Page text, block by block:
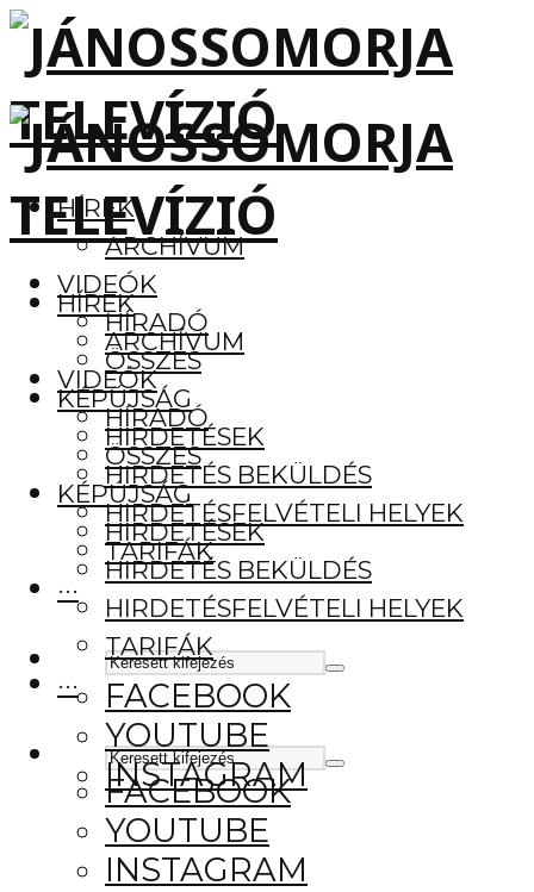
HÍREK
ARCHÍVUM
VIDEÓK
HÍRADÓ
ÖSSZES
KÉPÚJSÁG
HIRDETÉSEK
HIRDETÉS BEKÜLDÉS
HIRDETÉSFELVÉTELI HELYEK
TARIFÁK
···
FACEBOOK
YOUTUBE
INSTAGRAM
HÍREK
ARCHÍVUM
VIDEÓK
HÍRADÓ
ÖSSZES
KÉPÚJSÁG
HIRDETÉSEK
HIRDETÉS BEKÜLDÉS
HIRDETÉSFELVÉTELI HELYEK
TARIFÁK
···
FACEBOOK
YOUTUBE
INSTAGRAM